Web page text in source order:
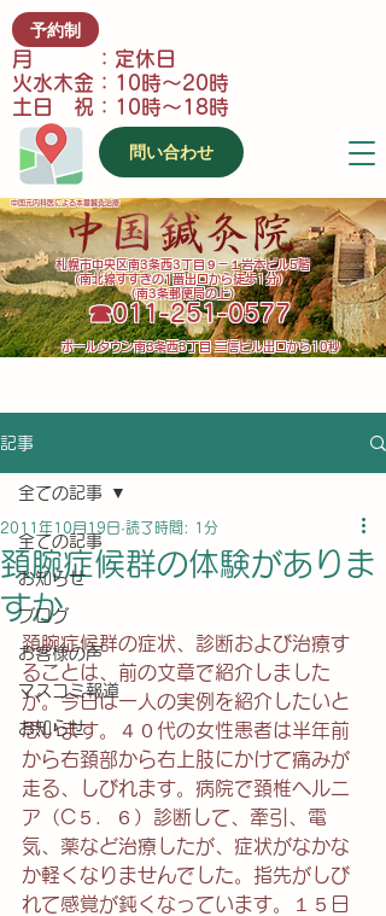
予約制
月 ：定休日
火水木金：10時～20時
土日 祝：10時～18時
問い合わせ
中国元内科医による本番鍼灸治療
​札幌市中央区南3条西3丁目９－１岩本ビル5階
(南北線すすきの1番出口から徒歩1分）
（南3条郵便局の上）
​☎011-251-0577
​ポールタウン南3条西3丁目 三信ビル出口から10秒
記事
全ての記事
お知らせ
ブログ
お客様の声
マスコミ報道
お知らせ
全ての記事
頚腕症候群の体験がありま
すか
2011年10月19日 読了時間: 1分
頚腕症候群の症状、診断および治療す
ることは、前の文章で紹介しました
が。今日は一人の実例を紹介したいと
思います。４０代の女性患者は半年前
から右頚部から右上肢にかけて痛みが
走る、しびれます。病院で頚椎ヘルニ
ア（C５．６）診断して、牽引、電
気、薬など治療したが、症状がなかな
か軽くなりませんでした。指先がしび
れて感覚が鈍くなっています。１５日